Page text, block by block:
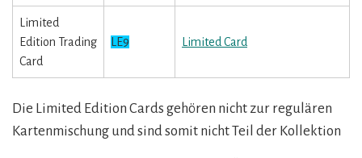
Limited
Edition Trading
Card
LE9 Limited Card
Die Limited Edition Cards gehören nicht zur regulären
Kartenmischung und sind somit nicht Teil der Kollektion